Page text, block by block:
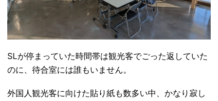
SLが停まっていた時間帯は観光客でごった返していた
のに、待合室には誰もいません。
外国人観光客に向けた貼り紙も数多い中、かなり寂し